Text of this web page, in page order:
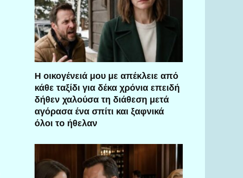
Η οικογένειά μου με απέκλειε από
κάθε ταξίδι για δέκα χρόνια επειδή
δήθεν χαλούσα τη διάθεση μετά
αγόρασα ένα σπίτι και ξαφνικά
όλοι το ήθελαν